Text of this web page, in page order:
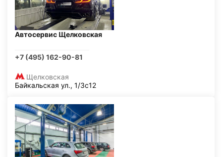
Автосервис Щелковская
+7 (495) 162-90-81
Щелковская
Байкальская ул., 1/3с12